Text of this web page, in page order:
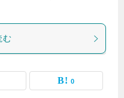
む
0